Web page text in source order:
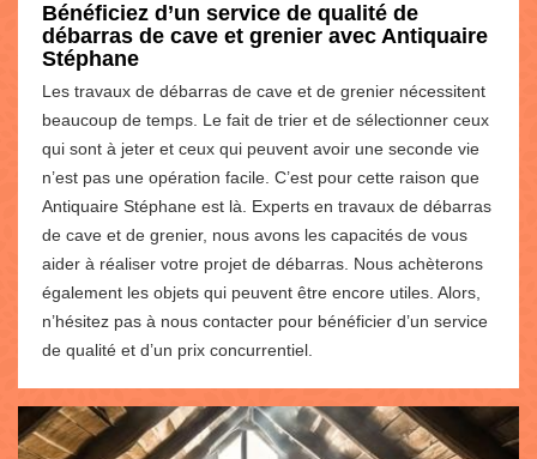
Bénéficiez d’un service de qualité de
débarras de cave et grenier avec Antiquaire
Stéphane
Les travaux de débarras de cave et de grenier nécessitent
beaucoup de temps. Le fait de trier et de sélectionner ceux
qui sont à jeter et ceux qui peuvent avoir une seconde vie
n’est pas une opération facile. C’est pour cette raison que
Antiquaire Stéphane est là. Experts en travaux de débarras
de cave et de grenier, nous avons les capacités de vous
aider à réaliser votre projet de débarras. Nous achèterons
également les objets qui peuvent être encore utiles. Alors,
n’hésitez pas à nous contacter pour bénéficier d’un service
de qualité et d’un prix concurrentiel.